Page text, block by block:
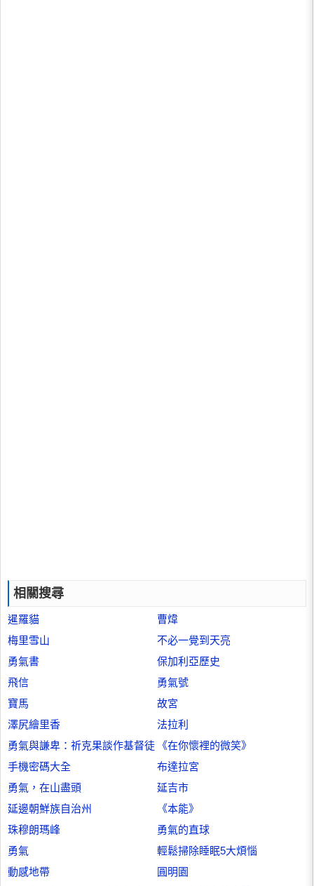
相關搜尋
暹羅貓
曹煒
梅里雪山
不必一覺到天亮
勇氣書
保加利亞歷史
飛信
勇氣號
寶馬
故宮
澤尻繪里香
法拉利
勇氣與謙卑：祈克果談作基督徒
《在你懷裡的微笑》
手機密碼大全
布達拉宮
勇氣，在山盡頭
延吉市
延邊朝鮮族自治州
《本能》
珠穆朗瑪峰
勇氣的直球
勇氣
輕鬆掃除睡眠5大煩惱
動感地帶
圓明園